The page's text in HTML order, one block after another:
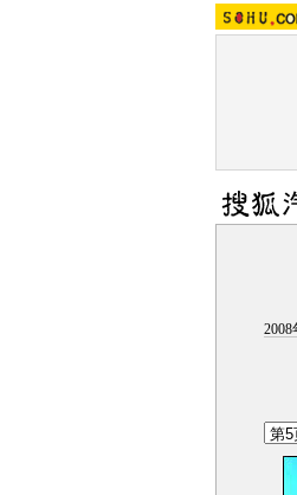
2008